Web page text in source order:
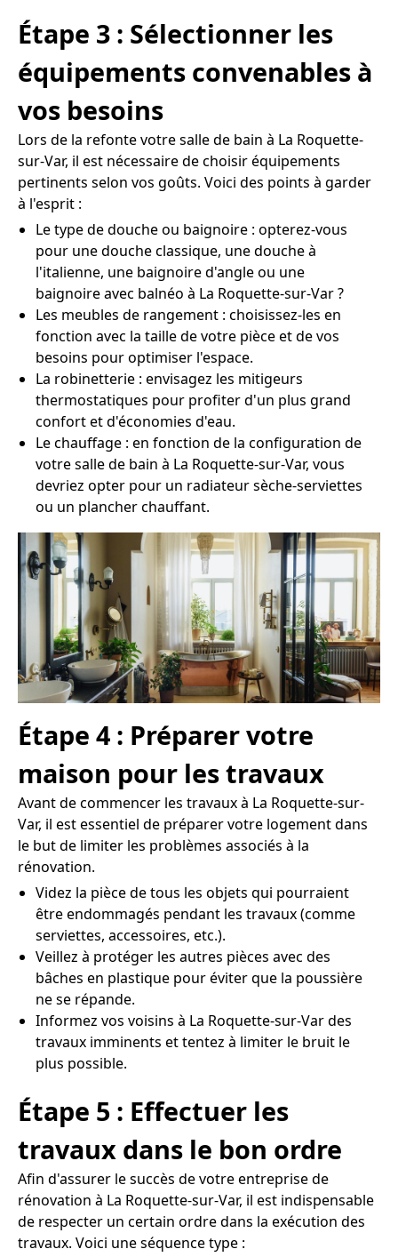
Étape 3 : Sélectionner les
équipements convenables à
vos besoins
Lors de la refonte votre salle de bain à La Roquette-
sur-Var, il est nécessaire de choisir équipements
pertinents selon vos goûts. Voici des points à garder
à l'esprit :
Le type de douche ou baignoire : opterez-vous
pour une douche classique, une douche à
l'italienne, une baignoire d'angle ou une
baignoire avec balnéo à La Roquette-sur-Var ?
Les meubles de rangement : choisissez-les en
fonction avec la taille de votre pièce et de vos
besoins pour optimiser l'espace.
La robinetterie : envisagez les mitigeurs
thermostatiques pour profiter d'un plus grand
confort et d'économies d'eau.
Le chauffage : en fonction de la configuration de
votre salle de bain à La Roquette-sur-Var, vous
devriez opter pour un radiateur sèche-serviettes
ou un plancher chauffant.
Étape 4 : Préparer votre
maison pour les travaux
Avant de commencer les travaux à La Roquette-sur-
Var, il est essentiel de préparer votre logement dans
le but de limiter les problèmes associés à la
rénovation.
Videz la pièce de tous les objets qui pourraient
être endommagés pendant les travaux (comme
serviettes, accessoires, etc.).
Veillez à protéger les autres pièces avec des
bâches en plastique pour éviter que la poussière
ne se répande.
Informez vos voisins à La Roquette-sur-Var des
travaux imminents et tentez à limiter le bruit le
plus possible.
Étape 5 : Effectuer les
travaux dans le bon ordre
Afin d'assurer le succès de votre entreprise de
rénovation à La Roquette-sur-Var, il est indispensable
de respecter un certain ordre dans la exécution des
travaux. Voici une séquence type :